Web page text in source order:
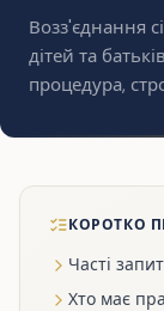
Возз'єднання
дітей та
процедура,
КОРОТКО
Часті
Хто має